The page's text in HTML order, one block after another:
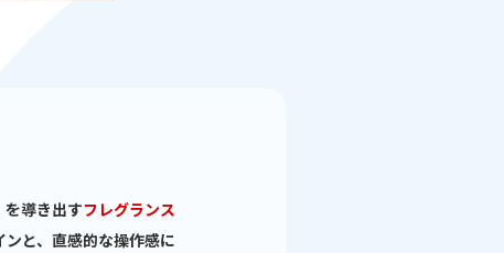
導き出すフレグランス
と、直感的な操作感に